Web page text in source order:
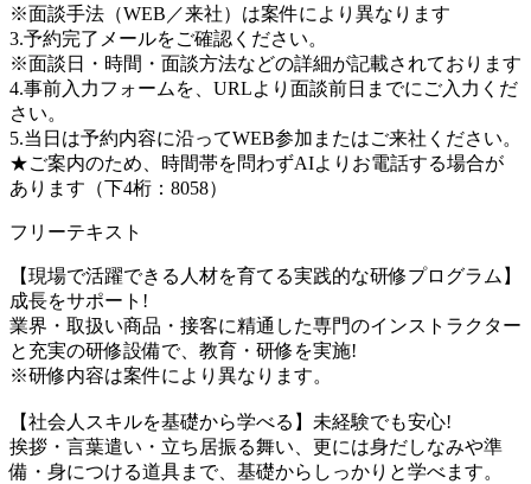
※面談手法（WEB／来社）は案件により異なります
3.予約完了メールをご確認ください。
※面談日・時間・面談方法などの詳細が記載されております
4.事前入力フォームを、URLより面談前日までにご入力くだ
さい。
5.当日は予約内容に沿ってWEB参加またはご来社ください。
★ご案内のため、時間帯を問わずAIよりお電話する場合が
あります（下4桁：8058）
フリーテキスト
【現場で活躍できる人材を育てる実践的な研修プログラム】
成長をサポート!
業界・取扱い商品・接客に精通した専門のインストラクター
と充実の研修設備で、教育・研修を実施!
※研修内容は案件により異なります。
【社会人スキルを基礎から学べる】未経験でも安心!
挨拶・言葉遣い・立ち居振る舞い、更には身だしなみや準
備・身につける道具まで、基礎からしっかりと学べます。